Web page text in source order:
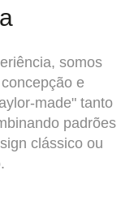
somos
e
made" tanto
padrões
clássico ou